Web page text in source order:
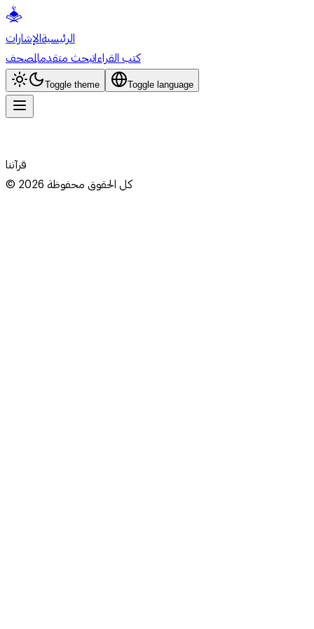
الرئيسيةالإشارات
كتب القراءاتبحث متقدمالمصحف
Toggle theme Toggle language
قرآننا
© 2026كل الحقوق محفوظة